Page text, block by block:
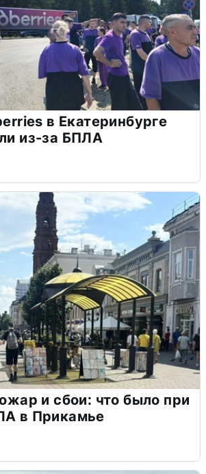
в Екатеринбурге
из-за БПЛА
и сбои: что было при
в Прикамье